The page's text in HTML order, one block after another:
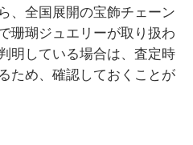
、全国展開の宝飾チェーン
珊瑚ジュエリーが取り扱わ
明している場合は、査定時
ため、確認しておくことが